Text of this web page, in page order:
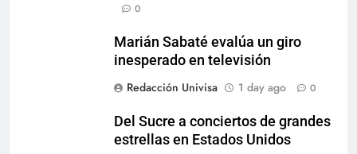
0
Marián Sabaté evalúa un giro
inesperado en televisión
Redacción Univisa
1 day ago 0
Del Sucre a conciertos de grandes
estrellas en Estados Unidos